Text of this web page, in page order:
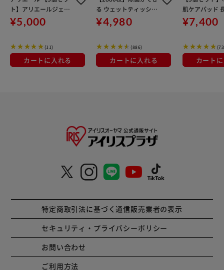
*1 P&G調べ。ニオイの度合いで消臭の程度は異なります。
*2 アリエール超抗菌プレミアムシリーズにおいて。 *3 全て
の菌の増殖を抑えるわけではありません。 *4 カビは除去し
比。
危険：眼に入ると損傷のおそれ。酸性タイプ。塩素系の製品
は飲み物ではありません。眼に入ると損傷のおそれ。皮膚刺
激のおそれ。子供の手の届くところに置かない。
し、医師に相談する。
皮膚についた場合：石けんと水で洗い流す。
使用上の注意：認知症の方などの誤飲を防ぐため、置き場所
に注意する。用途以外に使用しない。眼や皮膚への接触を避
ける。原液で使う場合
ト】アリエールジェル
つめかえ超ウルトラジ
ャンボサイズ
¥5,000
(11)
カートに入れる
る ウェットティッシュ
アルコールタイプ WTS
¥4,980
(886)
カートに入れる
肌ケアパッド
夜も安心用(ス
70cc お徳24
¥7,400
カート
特定商取引法に基づく通信販売業者の表示
セキュリティ・プライバシーポリシー
お問い合わせ
ご利用方法